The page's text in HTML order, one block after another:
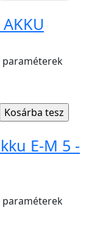
paraméterek
E-M 5 -
paraméterek